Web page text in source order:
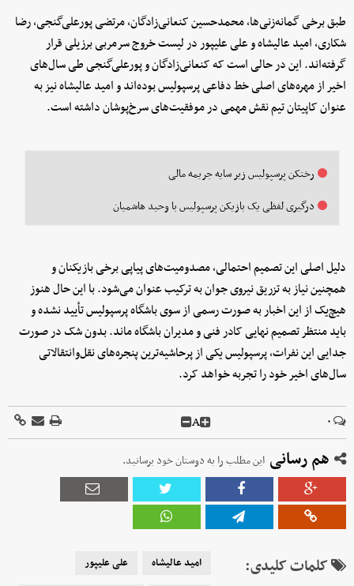
طبق برخی گمانه‌زنی‌ها، محمدحسین کنعانی‌زادگان، مرتضی پورعلی‌گنجی، رضا
شکاری، امید عالیشاه و علی علیپور در لیست خروج سرمربی برزیلی قرار
گرفته‌اند. این در حالی است که کنعانی‌زادگان و پورعلی‌گنجی طی سال‌های
اخیر از مهره‌های اصلی خط دفاعی پرسپولیس بوده‌اند و امید عالیشاه نیز به
عنوان کاپیتان تیم نقش مهمی در موفقیت‌های سرخ‌پوشان داشته است.
رختکن پرسپولیس زیر سایه جریمه مالی
درگیری لفظی یک بازیکن پرسپولیس با وحید هاشمیان
دلیل اصلی این تصمیم احتمالی، مصدومیت‌های پیاپی برخی بازیکنان و
همچنین نیاز به تزریق نیروی جوان به ترکیب عنوان می‌شود. با این حال هنوز
هیچ‌یک از این اخبار به صورت رسمی از سوی باشگاه پرسپولیس تأیید نشده و
باید منتظر تصمیم نهایی کادر فنی و مدیران باشگاه ماند. بدون شک در صورت
جدایی این نفرات، پرسپولیس یکی از پرحاشیه‌ترین پنجره‌های نقل‌وانتقالاتی
سال‌های اخیر خود را تجربه خواهد کرد.
۰ A
هم رسانی این مطلب را به دوستان خود برسانید.
کلمات کلیدی: امید عالیشاه
علی علیپور